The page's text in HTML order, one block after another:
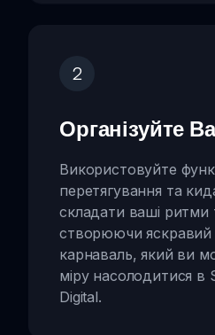
2
Організуйте
Використовуйте
перетягування та
складати ваші ритми
створюючи
карнаваль, який ви
міру насолодитися в
Digital.